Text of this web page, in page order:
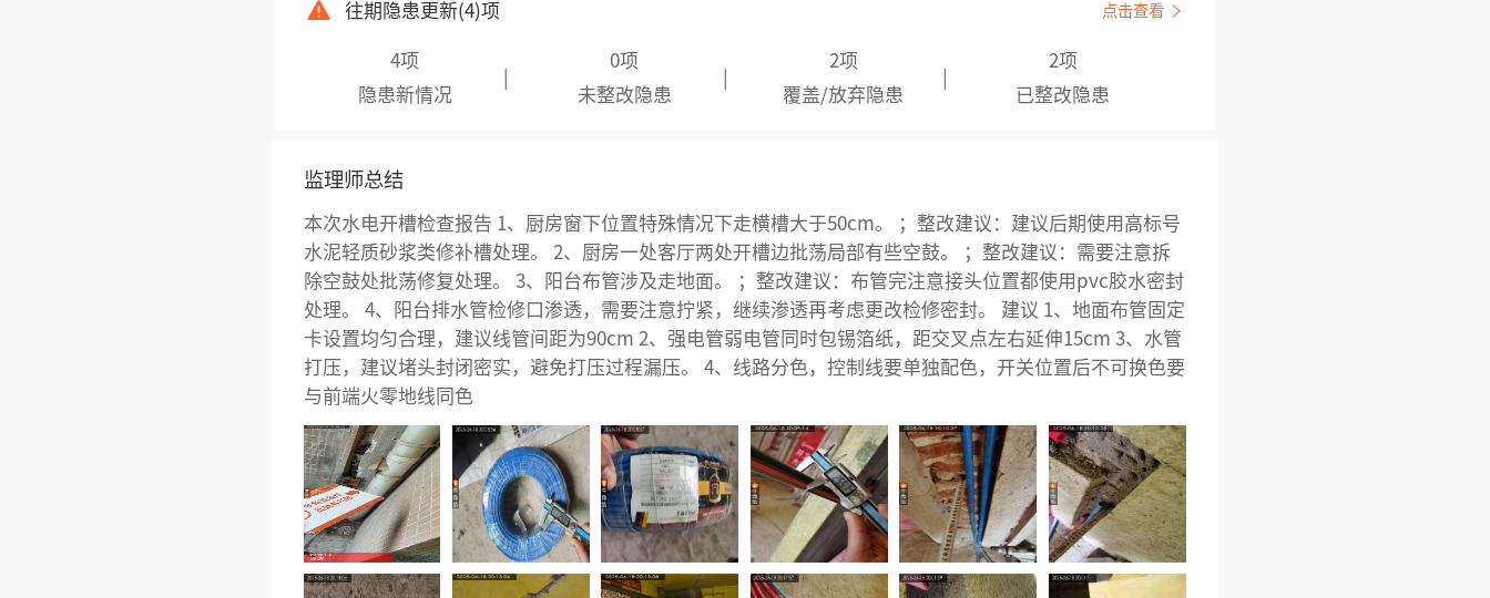
往期隐患更新(4)项 点击查看
4项
隐患新情况
0项
未整改隐患
2项
覆盖/放弃隐患
2项
已整改隐患
监理师总结
本次水电开槽检查报告 1、厨房窗下位置特殊情况下走横槽大于50cm。 ；整改建议：建议后期使用高标号
水泥轻质砂浆类修补槽处理。 2、厨房一处客厅两处开槽边批荡局部有些空鼓。 ；整改建议：需要注意拆
除空鼓处批荡修复处理。 3、阳台布管涉及走地面。 ；整改建议：布管完注意接头位置都使用pvc胶水密封
处理。 4、阳台排水管检修口渗透，需要注意拧紧，继续渗透再考虑更改检修密封。 建议 1、地面布管固定
卡设置均匀合理，建议线管间距为90cm 2、强电管弱电管同时包锡箔纸，距交叉点左右延伸15cm 3、水管
打压，建议堵头封闭密实，避免打压过程漏压。 4、线路分色，控制线要单独配色，开关位置后不可换色要
与前端火零地线同色